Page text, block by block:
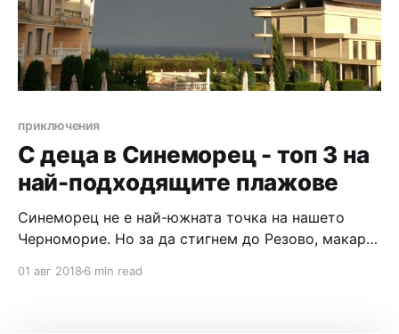
приключения
С деца в Синеморец - топ 3 на
най-подходящите плажове
Синеморец не е най-южната точка на нашето
Черноморие. Но за да стигнем до Резово, макар и
01 авг 2018 6 min read